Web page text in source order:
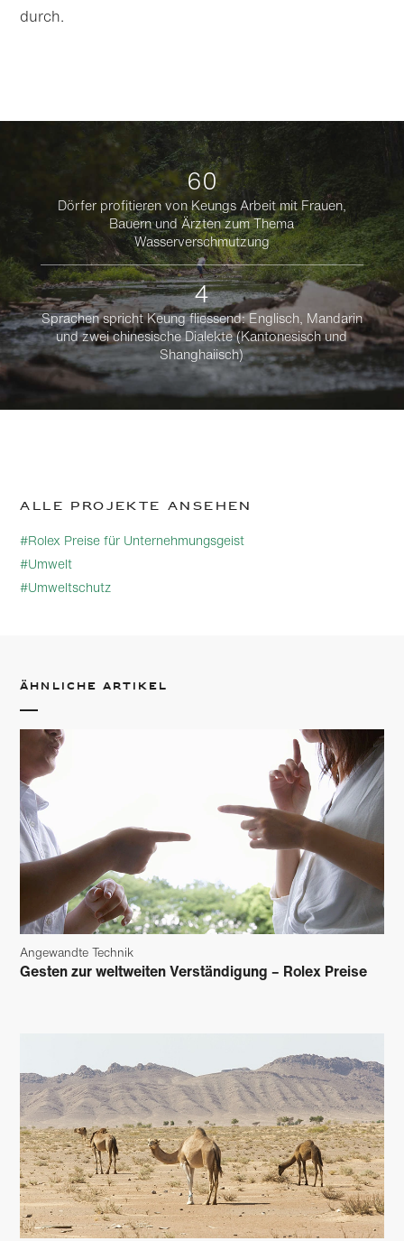
durch.
60
Dörfer profitieren von Keungs Arbeit mit Frauen,
Bauern und Ärzten zum Thema
Wasserverschmutzung
4
Sprachen spricht Keung fliessend: Englisch, Mandarin
und zwei chinesische Dialekte (Kantonesisch und
Shanghaiisch)
Alle Projekte ansehen
#Rolex Preise für Unternehmungsgeist
#Umwelt
#Umweltschutz
Ähnliche Artikel
Angewandte Technik
Gesten zur weltweiten Verständigung – Rolex Preise